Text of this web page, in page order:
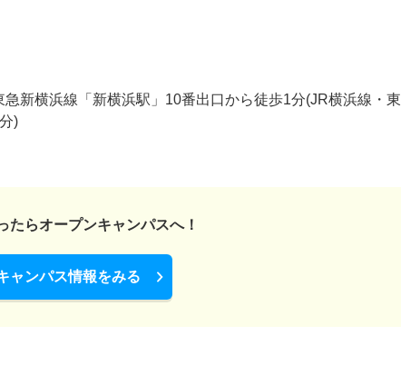
新横浜線「新横浜駅」10番出口から徒歩1分(JR横浜線・東
)
たらオープンキャンパスへ！
ャンパス情報をみる